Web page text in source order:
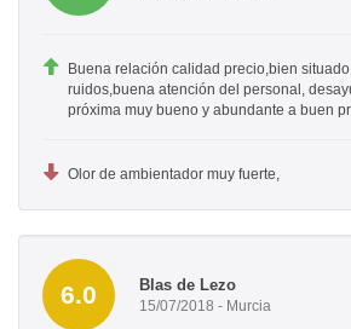
Buena relación calidad precio,bien
ruidos,buena atención del personal,
próxima muy bueno y abundante a buen
Olor de ambientador muy fuerte,
6.0 Blas de Lezo
15/07/2018 - Murcia